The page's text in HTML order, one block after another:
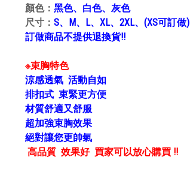
顏色： 黑色、白色、灰色
尺寸： S、M、L、XL、2XL、(XS可訂做)
訂做商品不提供退換貨!!
※束胸特色
涼感透氣 活動自如
排扣式 束緊更方便
材質舒適又舒服
超加強束胸效果
絕對讓您更帥氣
高品質 效果好 買家可以放心購買 !!